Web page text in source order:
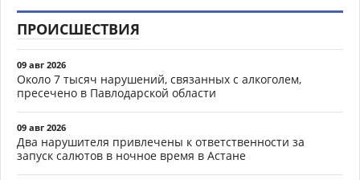
ПРОИСШЕСТВИЯ
09 авг 2026
Около 7 тысяч нарушений, связанных с алкоголем,
пресечено в Павлодарской области
09 авг 2026
Два нарушителя привлечены к ответственности за
запуск салютов в ночное время в Астане